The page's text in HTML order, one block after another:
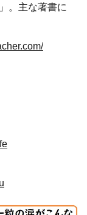
。主な著書に